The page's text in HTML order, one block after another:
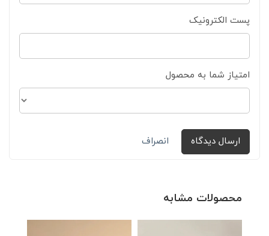
پست الکترونیک
امتیاز شما به محصول
ارسال دیدگاه انصراف
محصولات مشابه